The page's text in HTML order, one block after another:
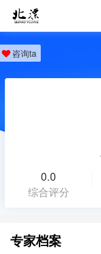
咨询ta
0.0
综合评分
专家档案